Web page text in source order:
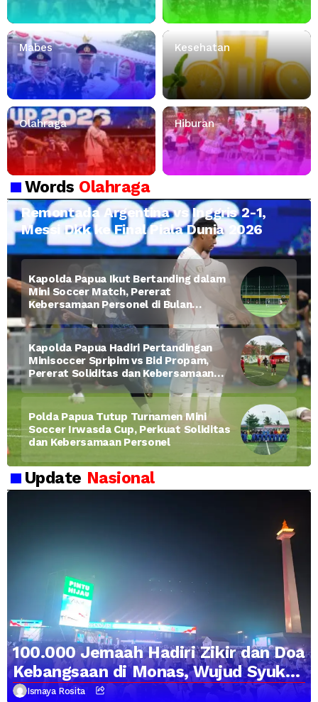
Mabes Kesehatan
Olahraga Hiburan
Words Olahraga
Remontada Argentina vs Inggris 2-1,
Messi Dkk ke Final Piala Dunia 2026
Kapolda Papua Ikut Bertanding dalam
Mini Soccer Match, Pererat
Kebersamaan Personel di Bulan
Ramadan
Kapolda Papua Hadiri Pertandingan
Minisoccer Spripim vs Bid Propam,
Pererat Soliditas dan Kebersamaan
Personel
Polda Papua Tutup Turnamen Mini
Soccer Irwasda Cup, Perkuat Soliditas
dan Kebersamaan Personel
Update Nasional
100.000 Jemaah Hadiri Zikir dan Doa
Kebangsaan di Monas, Wujud Syukur
atas Kemerdekaan Indonesia
Ismaya Rosita